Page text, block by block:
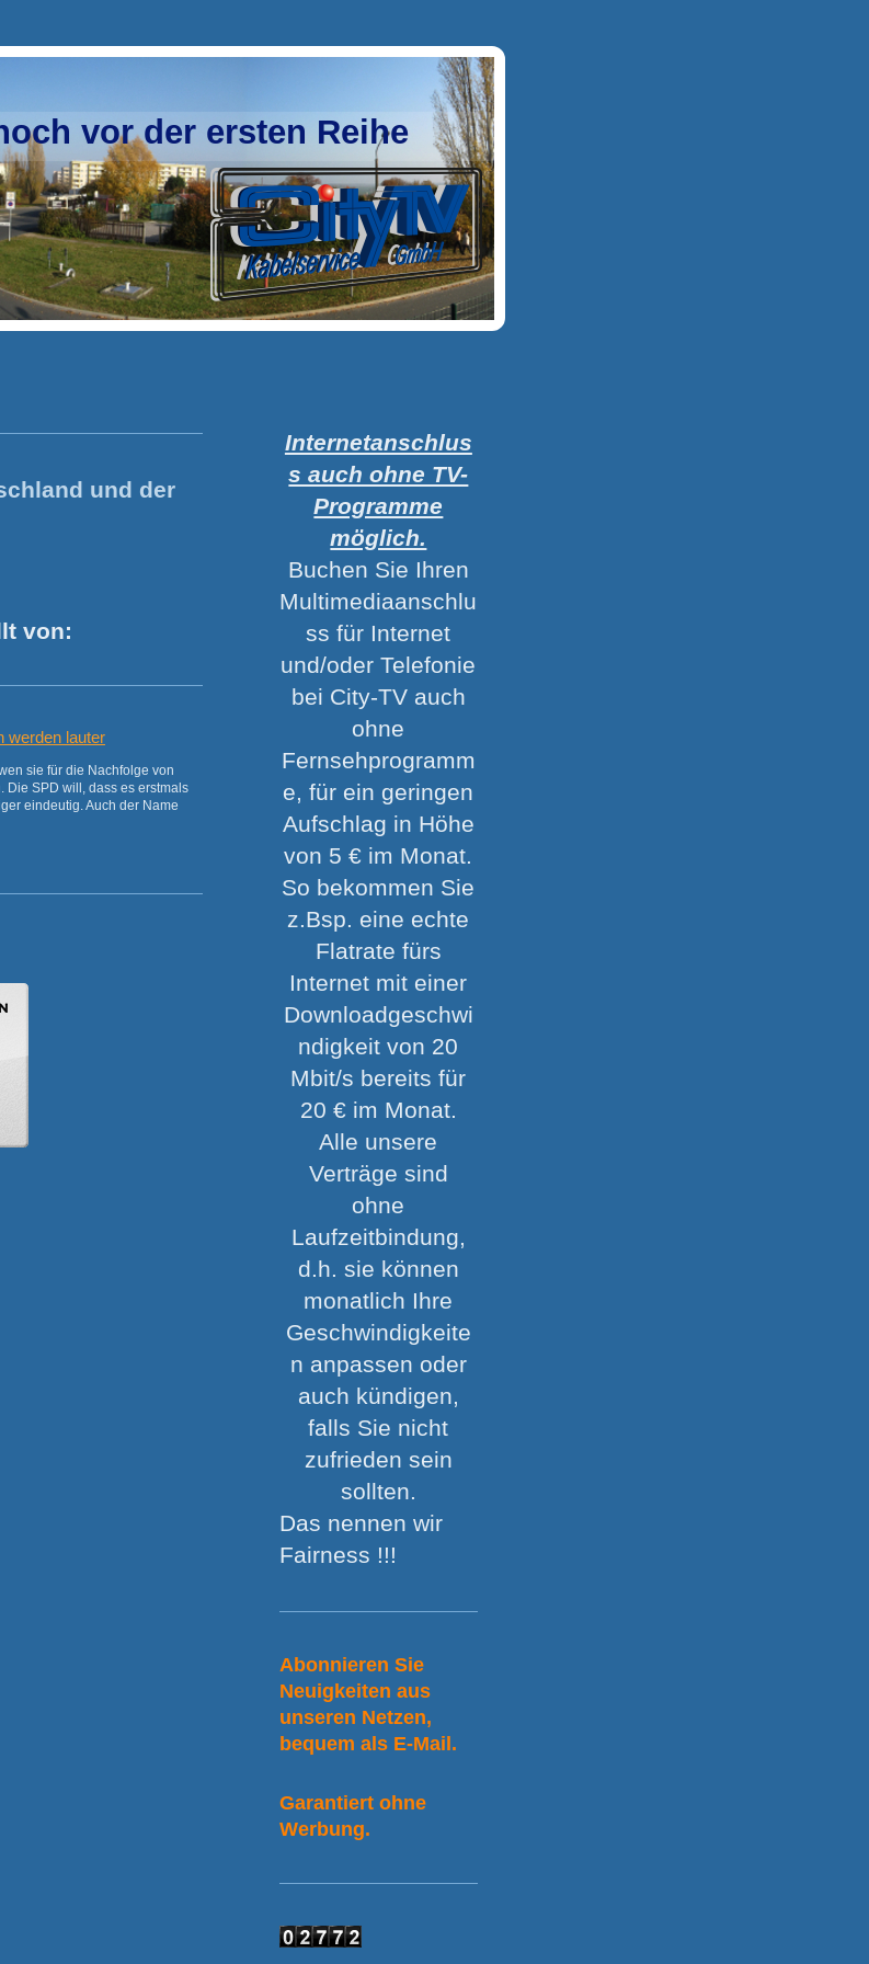
vor der ersten Reihe
und der
von:
werden lauter
sie für die Nachfolge von
Die SPD will, dass es erstmals
eindeutig. Auch der Name
Internetanschlus
s auch ohne TV-
Programme
möglich.
Buchen Sie Ihren
Multimediaanschlu
ss für Internet
und/oder Telefonie
bei City-TV auch
ohne
Fernsehprogramm
e, für ein geringen
Aufschlag in Höhe
von 5 € im Monat.
So bekommen Sie
z.Bsp. eine echte
Flatrate fürs
Internet mit einer
Downloadgeschwi
ndigkeit von 20
Mbit/s bereits für
20 € im Monat.
Alle unsere
Verträge sind
ohne
Laufzeitbindung,
d.h. sie können
monatlich Ihre
Geschwindigkeite
n anpassen oder
auch kündigen,
falls Sie nicht
zufrieden sein
sollten.
Das nennen wir
Fairness !!!
Abonnieren Sie
Neuigkeiten aus
unseren Netzen,
bequem als E-Mail.
Garantiert ohne
Werbung.